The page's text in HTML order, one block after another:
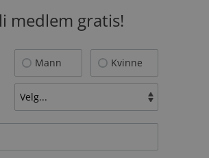
medlem gratis!
Mann Kvinne